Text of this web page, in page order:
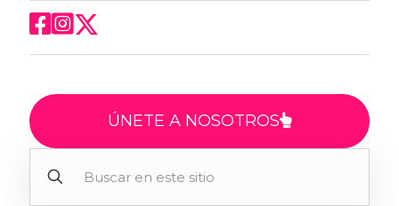
ÚNETE A NOSOTROS